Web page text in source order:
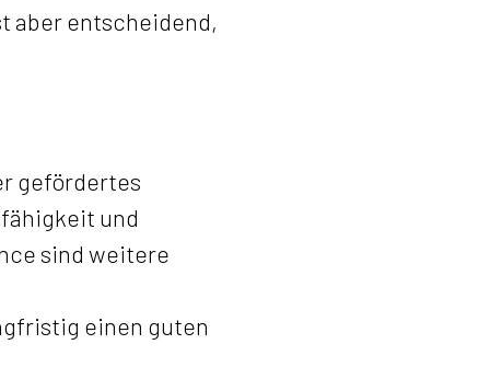
aber entscheidend,
gefördertes
und
sind weitere
einen guten